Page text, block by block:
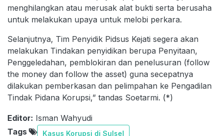
menghilangkan atau merusak alat bukti serta berusaha
untuk melakukan upaya untuk melobi perkara.
Selanjutnya, Tim Penyidik Pidsus Kejati segera akan
melakukan Tindakan penyidikan berupa Penyitaan,
Penggeledahan, pemblokiran dan penelusuran (follow
the money dan follow the asset) guna secepatnya
dilakukan pemberkasan dan pelimpahan ke Pengadilan
Tindak Pidana Korupsi,” tandas Soetarmi. (*)
Editor: Isman Wahyudi
Tags
Kasus Korupsi di Sulsel